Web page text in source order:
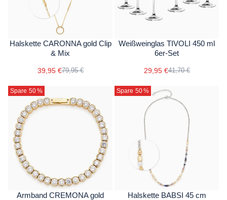
Halskette CARONNA gold Clip
& Mix
39,95 €79,95 €
Weißweinglas TIVOLI 450 ml
6er-Set
29,95 €41,70 €
Spare 50%
Armband CREMONA gold
Spare 50%
Halskette BABSI 45 cm